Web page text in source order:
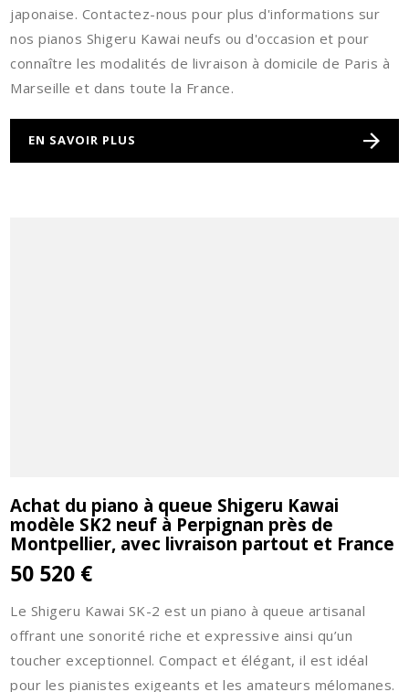
japonaise. Contactez-nous pour plus d'informations sur
nos pianos Shigeru Kawai neufs ou d'occasion et pour
connaître les modalités de livraison à domicile de Paris à
Marseille et dans toute la France.
EN SAVOIR PLUS
Achat du piano à queue Shigeru Kawai
modèle SK2 neuf à Perpignan près de
Montpellier, avec livraison partout et France
50 520 €
Le Shigeru Kawai SK-2 est un piano à queue artisanal
offrant une sonorité riche et expressive ainsi qu’un
toucher exceptionnel. Compact et élégant, il est idéal
pour les pianistes exigeants et les amateurs mélomanes.